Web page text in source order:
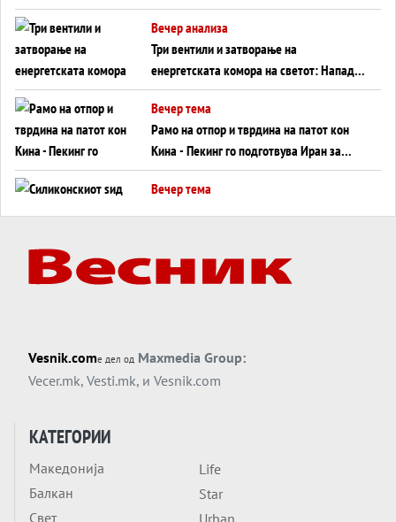
WILDBERRIES
Вечер анализа
Три вентили и затворање на
енергетската комора на светот: Нападот
во Суец најавува глобален енергетски
инфаркт?
Вечер тема
Рамо на отпор и тврдина на патот кон
Кина - Пекинг го подготвува Иран за
американска копнена инвазија
Вечер тема
Вечер тема
Трамп тврди дека повторно „разговара“
Вечер тема
ДЛАБОКО УДОЛУ: Сметководствените
трикови што го соборија ЕНРОН ги
Вечер тема
Vesnik.comе дел од Maxmedia Group:
Vecer.mk, Vesti.mk, и Vesnik.com
КАТЕГОРИИ
Македонија
Балкан
Свет
Life
Star
Urban